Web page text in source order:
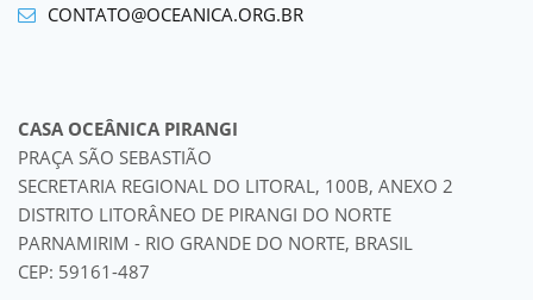
CONTATO@OCEANICA.ORG.BR
CASA OCEÂNICA PIRANGI
PRAÇA SÃO SEBASTIÃO
SECRETARIA REGIONAL DO LITORAL, 100B, ANEXO 2
DISTRITO LITORÂNEO DE PIRANGI DO NORTE
PARNAMIRIM - RIO GRANDE DO NORTE, BRASIL
CEP: 59161-487